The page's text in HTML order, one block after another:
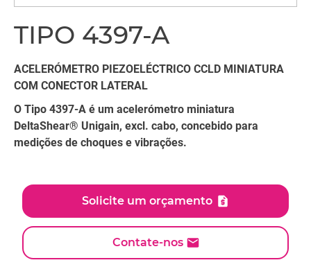
TIPO 4397-A
ACELERÓMETRO PIEZOELÉCTRICO CCLD MINIATURA
COM CONECTOR LATERAL
O Tipo 4397-A é um acelerómetro miniatura
DeltaShear® Unigain, excl. cabo, concebido para
medições de choques e vibrações.
Solicite um orçamento
Contate-nos